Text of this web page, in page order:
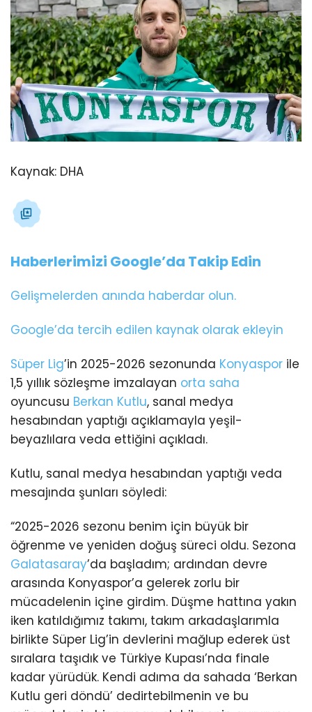
Kaynak: DHA
Haberlerimizi Google’da Takip Edin
Gelişmelerden anında haberdar olun.
Google’da tercih edilen kaynak olarak ekleyin
Süper Lig’in 2025-2026 sezonunda Konyaspor ile
1,5 yıllık sözleşme imzalayan orta saha
oyuncusu Berkan Kutlu, sanal medya
hesabından yaptığı açıklamayla yeşil-
beyazlılara veda ettiğini açıkladı.
Kutlu, sanal medya hesabından yaptığı veda
mesajında şunları söyledi:
“2025-2026 sezonu benim için büyük bir
öğrenme ve yeniden doğuş süreci oldu. Sezona
Galatasaray’da başladım; ardından devre
arasında Konyaspor’a gelerek zorlu bir
mücadelenin içine girdim. Düşme hattına yakın
iken katıldığımız takımı, takım arkadaşlarımla
birlikte Süper Lig’in devlerini mağlup ederek üst
sıralara taşıdık ve Türkiye Kupası’nda finale
kadar yürüdük. Kendi adıma da sahada ‘Berkan
Kutlu geri döndü’ dedirtebilmenin ve bu